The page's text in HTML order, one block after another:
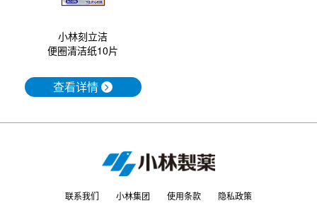
小林刻立洁
便圈清洁纸10片
查看详情
联系我们 小林集团 使用条款 隐私政策